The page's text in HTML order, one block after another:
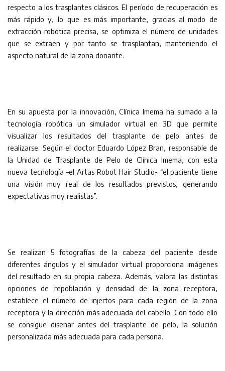
respecto a los trasplantes clásicos. El período de recuperación es
más rápido y, lo que es más importante, gracias al modo de
extracción robótica precisa, se optimiza el número de unidades
que se extraen y por tanto se trasplantan, manteniendo el
aspecto natural de la zona donante.
En su apuesta por la innovación, Clínica Imema ha sumado a la
tecnología robótica un simulador virtual en 3D que permite
visualizar los resultados del trasplante de pelo antes de
realizarse. Según el doctor Eduardo López Bran, responsable de
la Unidad de Trasplante de Pelo de Clínica Imema, con esta
nueva tecnología –el Artas Robot Hair Studio- “el paciente tiene
una visión muy real de los resultados previstos, generando
expectativas muy realistas”.
Se realizan 5 fotografías de la cabeza del paciente desde
diferentes ángulos y el simulador virtual proporciona imágenes
del resultado en su propia cabeza. Además, valora las distintas
opciones de repoblación y densidad de la zona receptora,
establece el número de injertos para cada región de la zona
receptora y la dirección más adecuada del cabello. Con todo ello
se consigue diseñar antes del trasplante de pelo, la solución
personalizada más adecuada para cada persona.